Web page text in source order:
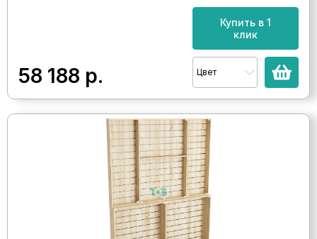
58 188 р.
Купить в 1
клик
Цвет